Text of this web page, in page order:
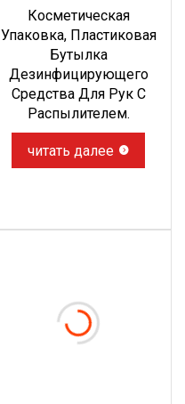
Косметическая
Упаковка, Пластиковая
Бутылка
Дезинфицирующего
Средства Для Рук С
Распылителем.
читать далее